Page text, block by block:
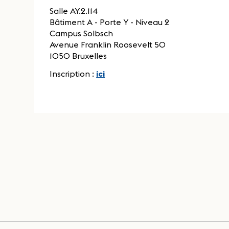
Salle AY.2.114
Bâtiment A - Porte Y - Niveau 2
Campus Solbsch
Avenue Franklin Roosevelt 50
1050 Bruxelles
Inscription : ici